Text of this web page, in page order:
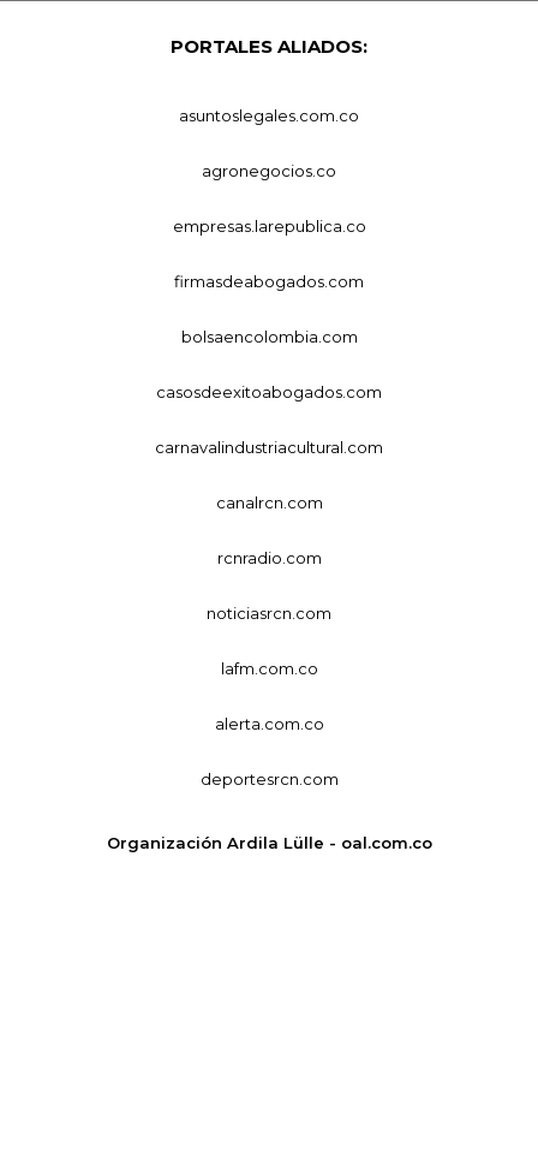
PORTALES ALIADOS:
asuntoslegales.com.co
agronegocios.co
empresas.larepublica.co
firmasdeabogados.com
bolsaencolombia.com
casosdeexitoabogados.com
carnavalindustriacultural.com
canalrcn.com
rcnradio.com
noticiasrcn.com
lafm.com.co
alerta.com.co
deportesrcn.com
Organización Ardila Lülle - oal.com.co